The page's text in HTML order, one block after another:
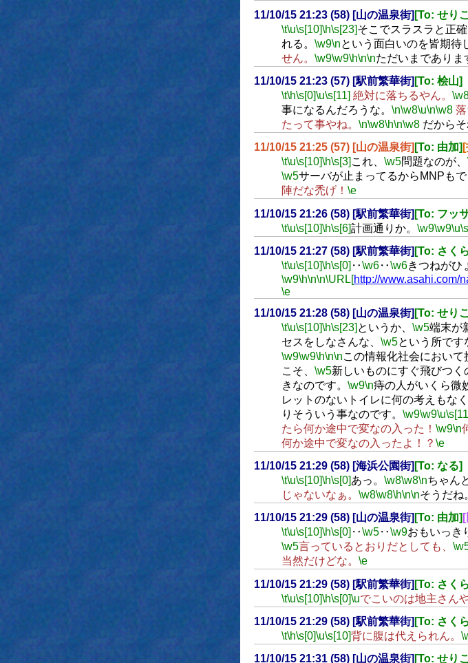
11/10/15 21:23 (58) [山の温泉街] [To: せり
\t\u\s[10]\h\s[23]そこでスラスラと正
れる。 \w9\nという面白いのを皆期待
せん。 \w9\w9\h\n\nただいまでありま
11/10/15 21:23 (57) [駅前繁華街] [To: 桧山]
\t\h\s[0]\u\s[11] 絶対に落ちるやん。
事になるんだろうな。 \n\w8\u\n\w8落
たって事やね。 \n\w8\h\n\w8だからそ
11/10/15 21:25 (57) [山の温泉街] [To: 由加]
\t\u\s[10] \h\s[3] これ、 \w5問題なのが、
\w5サーバが止まってるからMNPも
陣だな禿げ！ \e
11/10/15 21:26 (58) [駅前繁華街] [To: フッ
\t\u\s[10]\h\s[6]計画通りか。 \w9\w9\u
11/10/15 21:27 (58) [駅前繁華街] [To: さく
\t\u\s[10]\h\s[0] ‥\w6‥\w6きつねがひ
\w9\h\n\n\URL[http://www.asahi.com/
\e
11/10/15 21:28 (58) [山の温泉街] [To: せり
\t\u\s[10]\h\s[23] というか、 \w5端末が
セスをしなさんな、 \w5という所です
\w9\w9\h\n\nこの情報化社会において
こそ、 \w5新しいものにすぐ飛びつく
きなのです。 \w9\n痔の人がいくら微
レットのないトイレに何の考えもな
りそういう事なのです。 \w9\w9\u
たら何か途中で変なの入った！ \w9\n
何か途中で変なの入ったよ！？ \e
11/10/15 21:29 (58) [海浜公園街] [To: なる]
\t\u\s[10]\h\s[0]あっ。 \w8\w8\nちゃん
じゃないなぁ。 \w8\w8\h\n\nそうだね
11/10/15 21:29 (58) [山の温泉街] [To: 由加]
\t\u\s[10]\h\s[0] ‥\w5‥\w9おもいっき
\w5言っているとおりだとしても、
当然だけどな。 \e
11/10/15 21:29 (58) [駅前繁華街] [To: さく
\t\u\s[10]\h\s[0]\uでこいのは地主さん
11/10/15 21:29 (58) [駅前繁華街] [To: さく
\t\h\s[0]\u\s[10]背に腹は代えられん。
11/10/15 21:31 (58) [山の温泉街] [To: せり